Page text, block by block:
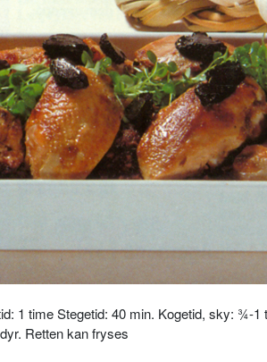
1 time Stegetid: 40 min. Kogetid, sky: ¾-1
Retten kan fryses